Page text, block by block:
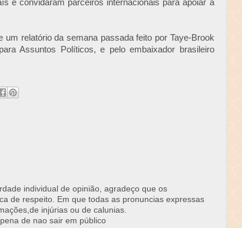
e convidaram parceiros internacionais para apoiar a
relatório da semana passada feito por Taye-Brook
Assuntos Políticos, e pelo embaixador brasileiro
individual de opinião, agradeço que os
de respeito. Em que todas as pronuncias expressas
injúrias ou de calunias.
de nao sair em público